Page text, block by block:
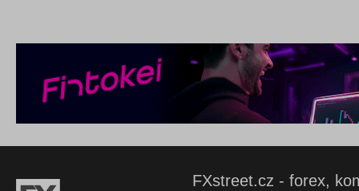
FXstreet.cz - forex,